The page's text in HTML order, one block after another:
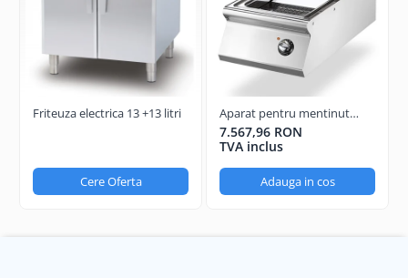
Friteuza electrica 13 +13 litri
Cere Oferta
Aparat pentru mentinut
cartofii calzi GN1/1
7.567,96 RON
TVA inclus
Adauga in cos